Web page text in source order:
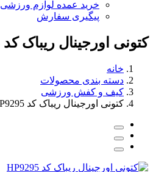
خرید عمده لوازم ورزشی
پیگیری سفارش
کتونی اورجینال ریباک کد HP9295
خانه
دسته بندی محصولات
کیف و کفش ورزشی
کتونی اورجینال ریباک کد HP9295